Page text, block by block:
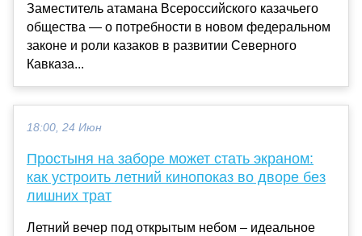
Заместитель атамана Всероссийского казачьего
общества — о потребности в новом федеральном
законе и роли казаков в развитии Северного
Кавказа...
18:00, 24 Июн
Простыня на заборе может стать экраном:
как устроить летний кинопоказ во дворе без
лишних трат
Летний вечер под открытым небом – идеальное